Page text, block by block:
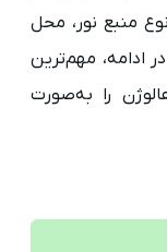
منبع نور، محل
ادامه، مهم‌ترین
را به‌صورت